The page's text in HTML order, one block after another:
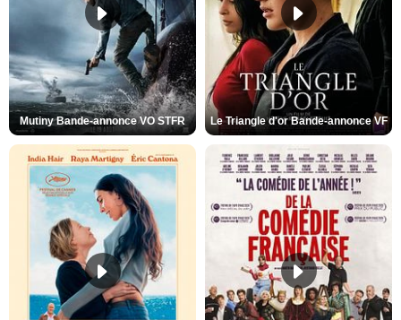
Mutiny Bande-annonce VO STFR Le Triangle d'or Bande-annonce VF